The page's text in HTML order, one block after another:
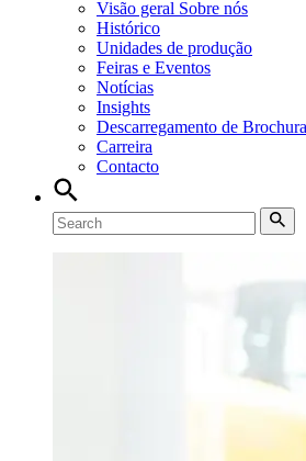
Visão geral Sobre nós
Histórico
Unidades de produção
Feiras e Eventos
Notícias
Insights
Descarregamento de
Carreira
Contacto